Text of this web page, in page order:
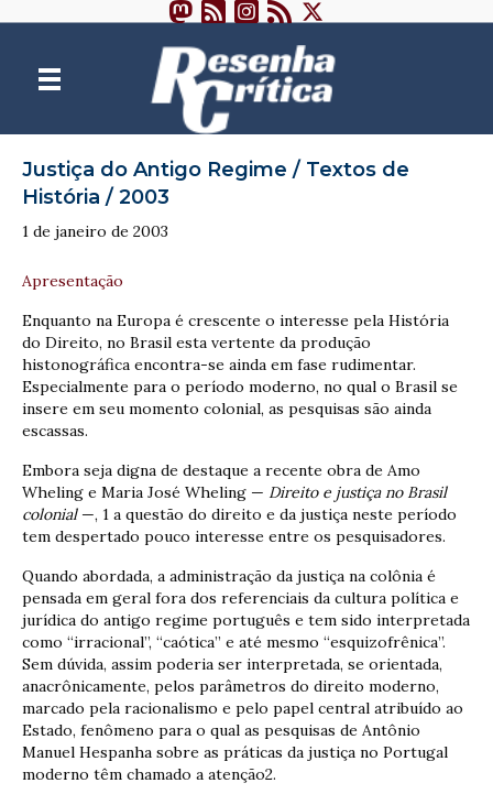
Justiça do Antigo Regime / Textos de
História / 2003
1 de janeiro de 2003
Apresentação
Enquanto na Europa é crescente o interesse pela História
do Direito, no Brasil esta vertente da produção
histonográfica encontra-se ainda em fase rudimentar.
Especialmente para o período moderno, no qual o Brasil se
insere em seu momento colonial, as pesquisas são ainda
escassas.
Embora seja digna de destaque a recente obra de Amo
Wheling e Maria José Wheling — Direito e justiça no Brasil
colonial —, 1 a questão do direito e da justiça neste período
tem despertado pouco interesse entre os pesquisadores.
Quando abordada, a administração da justiça na colônia é
pensada em geral fora dos referenciais da cultura política e
jurídica do antigo regime português e tem sido interpretada
como “irracional”, “caótica” e até mesmo “esquizofrênica”.
Sem dúvida, assim poderia ser interpretada, se orientada,
anacrônicamente, pelos parâmetros do direito moderno,
marcado pela racionalismo e pelo papel central atribuído ao
Estado, fenômeno para o qual as pesquisas de Antônio
Manuel Hespanha sobre as práticas da justiça no Portugal
moderno têm chamado a atenção2.